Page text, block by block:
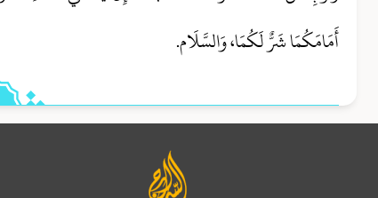
أَمَامَكُمَا شَرٌّ لَكُمَا، وَالسَّلَام.